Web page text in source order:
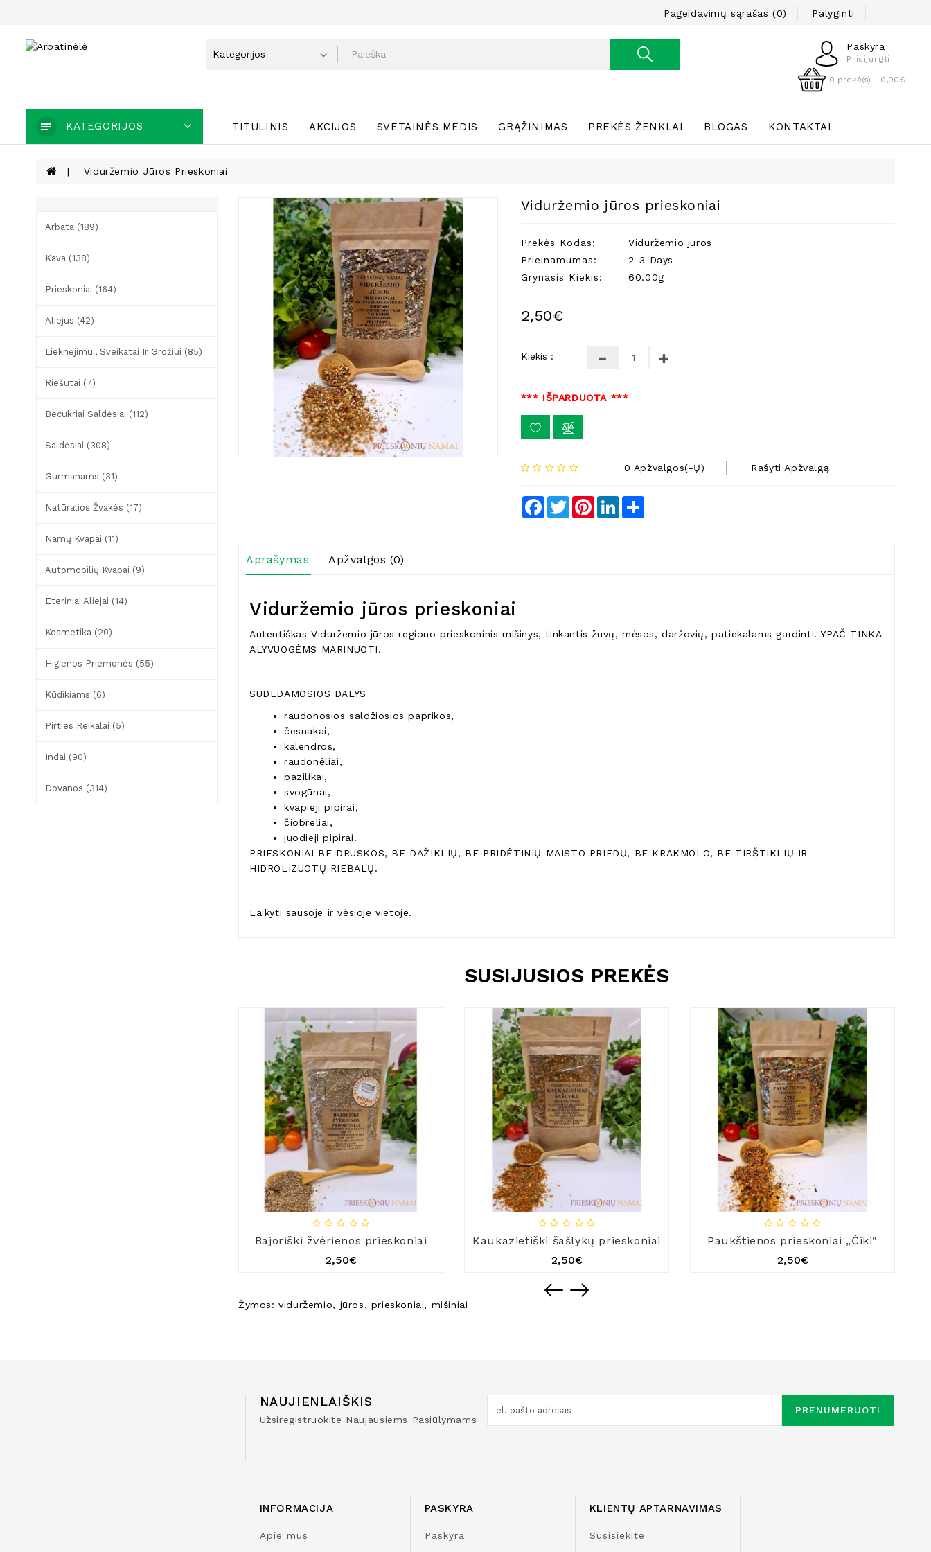
Pageidavimų sąrašas (0) Palyginti
Paskyra
Prisijungti
0 prekė(s) - 0,00€
KATEGORIJOS TITULINIS AKCIJOS SVETAINĖS MEDIS GRĄŽINIMAS PREKĖS ŽENKLAI BLOGAS KONTAKTAI
Viduržemio Jūros Prieskoniai
Arbata (189)
Kava (138)
Prieskoniai (164)
Aliejus (42)
Lieknėjimui, Sveikatai Ir Grožiui (85)
Riešutai (7)
Becukriai Saldėsiai (112)
Saldėsiai (308)
Gurmanams (31)
Natūralios Žvakės (17)
Namų Kvapai (11)
Automobilių Kvapai (9)
Eteriniai Aliejai (14)
Kosmetika (20)
Higienos Priemonės (55)
Kūdikiams (6)
Pirties Reikalai (5)
Indai (90)
Dovanos (314)
Viduržemio jūros prieskoniai
Prekės Kodas:
Viduržemio jūros
Prieinamumas:
2-3 Days
Grynasis Kiekis:
60.00g
2,50€
Kiekis :
*** IŠPARDUOTA ***
0 Apžvalgos(-Ų) Rašyti Apžvalgą
Facebook
TwitterPinterestLinkedInShare
Aprašymas Apžvalgos (0)
Viduržemio jūros prieskoniai
Autentiškas Viduržemio jūros regiono prieskoninis mišinys, tinkantis žuvų, mėsos, daržovių, patiekalams gardinti. YPAČ TINKA
ALYVUOGĖMS MARINUOTI.
SUDEDAMOSIOS DALYS
raudonosios saldžiosios paprikos,
česnakai,
kalendros,
raudonėliai,
bazilikai,
svogūnai,
kvapieji pipirai,
čiobreliai,
juodieji pipirai.
PRIESKONIAI BE DRUSKOS, BE DAŽIKLIŲ, BE PRIDĖTINIŲ MAISTO PRIEDŲ, BE KRAKMOLO, BE TIRŠTIKLIŲ IR
HIDROLIZUOTŲ RIEBALŲ.
Laikyti sausoje ir vėsioje vietoje.
SUSIJUSIOS PREKĖS
Bajoriški žvėrienos prieskoniai
2,50€
Kaukazietiški šašlykų prieskoniai
2,50€
Paukštienos prieskoniai „Čiki“
2,50€
Žymos:viduržemio, jūros, prieskoniai, mišiniai
NAUJIENLAIŠKIS
Užsiregistruokite Naujausiems Pasiūlymams
PRENUMERUOTI
INFORMACIJA
Apie mus
PASKYRA
Paskyra
KLIENTŲ APTARNAVIMAS
Susisiekite